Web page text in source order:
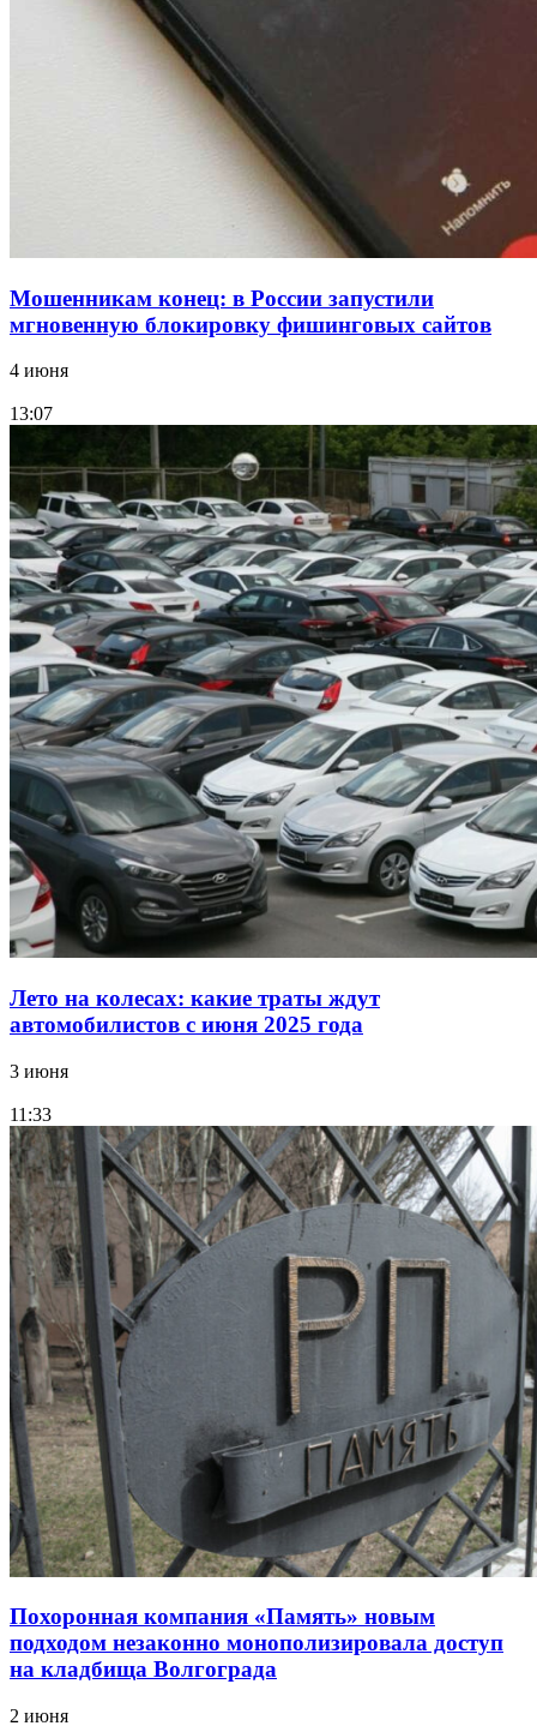
Волгоградские компании нарастили экспорт:
заключены контракты на 3,6 млн долларов
Мошенникам конец: в России запустили
мгновенную блокировку фишинговых сайтов
4 июня
13:07
Лето на колесах: какие траты ждут
автомобилистов с июня 2025 года
3 июня
11:33
Похоронная компания «Память» новым
подходом незаконно монополизировала доступ
на кладбища Волгограда
2 июня